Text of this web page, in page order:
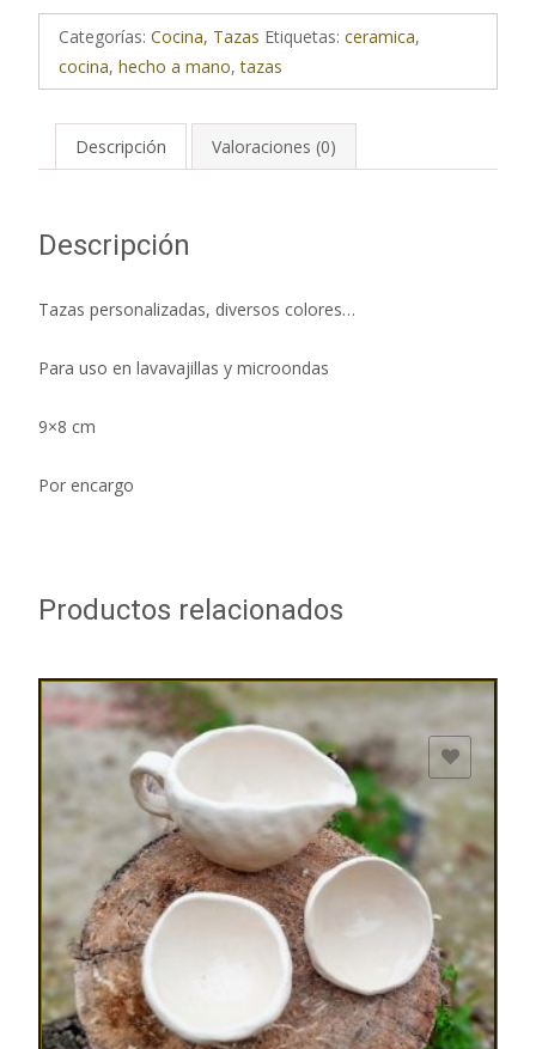
Categorías: Cocina, Tazas Etiquetas: ceramica,
cocina, hecho a mano,tazas
Descripción Valoraciones (0)
Descripción
Tazas personalizadas, diversos colores…
Para uso en lavavajillas y microondas
9×8 cm
Por encargo
Productos relacionados
ADD TO WISHLIST